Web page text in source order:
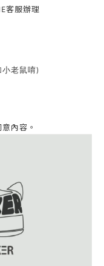
客服辦理
老鼠唷)
意內容。